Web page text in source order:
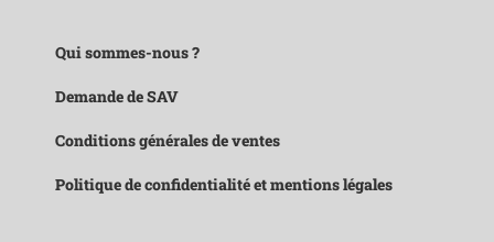
Qui sommes-nous ?
Demande de SAV
Conditions générales de ventes
Politique de confidentialité et mentions légales